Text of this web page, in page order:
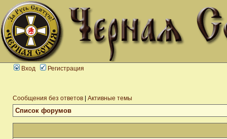
Вход Регистрация
Сообщения без ответов Активные темы
Список форумов